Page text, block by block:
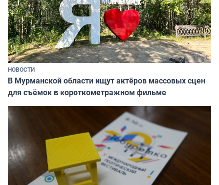
НОВОСТИ
В Мурманской области ищут актёров массовых сцен
для съёмок в короткометражном фильме